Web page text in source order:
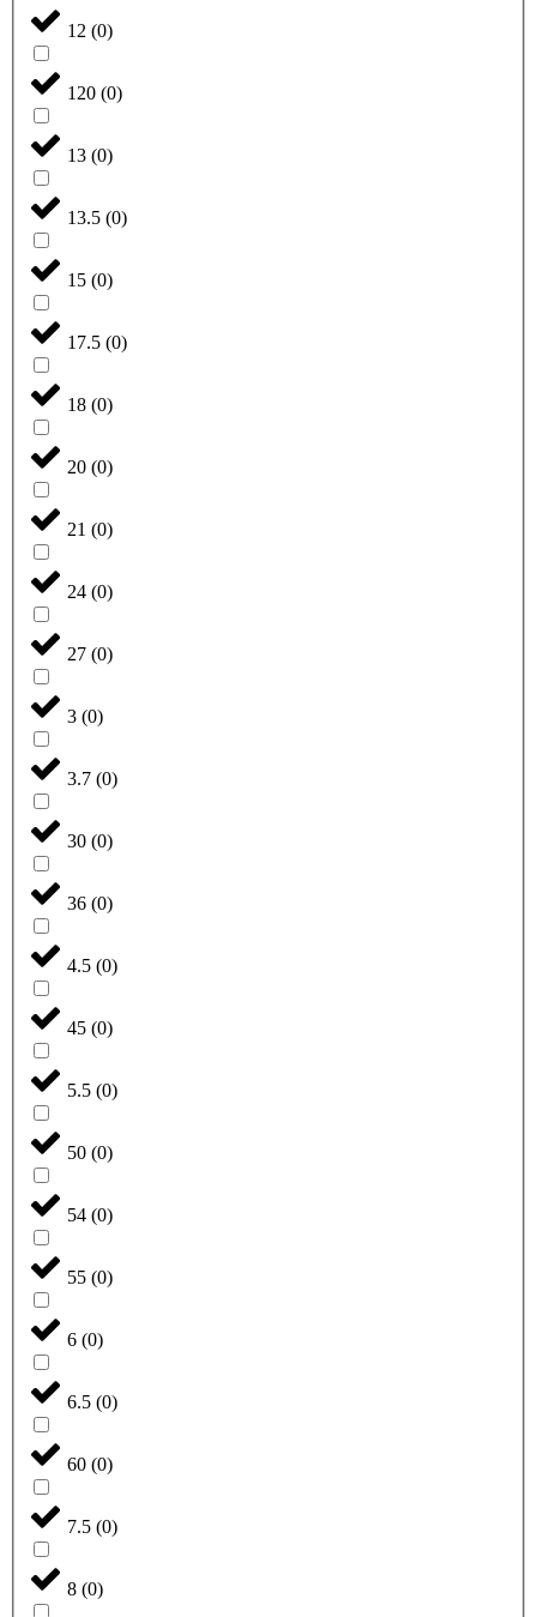
12 (0)
120 (0)
13 (0)
13.5 (0)
15 (0)
17.5 (0)
18 (0)
20 (0)
21 (0)
24 (0)
27 (0)
3 (0)
3.7 (0)
30 (0)
36 (0)
4.5 (0)
45 (0)
5.5 (0)
50 (0)
54 (0)
55 (0)
6 (0)
6.5 (0)
60 (0)
7.5 (0)
8 (0)